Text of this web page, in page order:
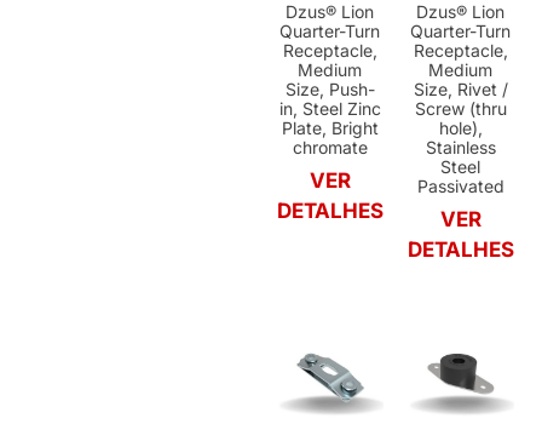
Dzus® Lion
Quarter-Turn
Receptacle,
Medium
Size, Push-
in, Steel Zinc
Plate, Bright
chromate
VER
DETALHES
Dzus® Lion
Quarter-Turn
Receptacle,
Medium
Size, Rivet /
Screw (thru
hole),
Stainless
Steel
Passivated
VER
DETALHES